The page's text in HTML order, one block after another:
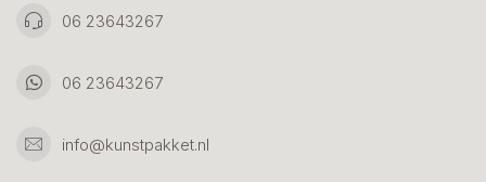
06 23643267
06 23643267
info@kunstpakket.nl